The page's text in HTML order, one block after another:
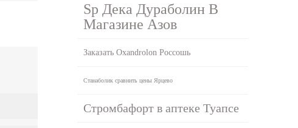
Sp Дека Дураболин В
Магазине Азов
Заказать Oxandrolon Россошь
Станаболик сравнить цены Ярцево
Стромбафорт в аптеке Туапсе